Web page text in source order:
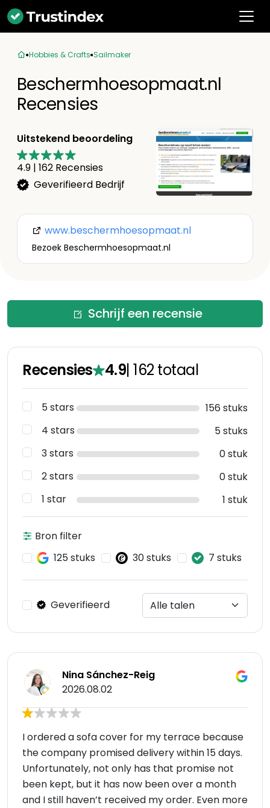
Hobbies & Crafts Sailmaker
Beschermhoesopmaat.nl
Recensies
Uitstekend beoordeling
4.9 | 162 Recensies
Geverifieerd Bedrijf
www.beschermhoesopmaat.nl
Bezoek Beschermhoesopmaat.nl
Schrijf een recensie
Recensies 4.9|162 totaal
5 stars
156 stuks
4 stars
5 stuks
3 stars
0 stuk
2 stars
0 stuk
1 star
1 stuk
Bron filter
125 stuks
30 stuks 7 stuks
Geverifieerd
Nina Sánchez-Reig
2026.08.02
I ordered a sofa cover for my terrace because
the company promised delivery within 15 days.
Unfortunately, not only has that promise not
been kept, but it has now been over a month
and I still haven’t received my order. Even more